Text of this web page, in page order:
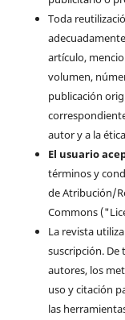
Toda
artículo,
volumen,
publicación
autor y a la
El usuario
términos y
de Atribución/
Commons
La revista
suscripción. De
autores, los
uso y citación
las